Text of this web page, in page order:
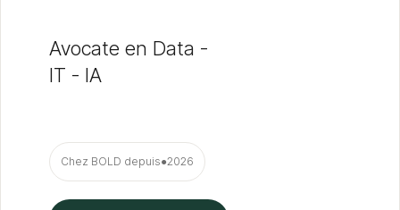
Avocate en Data -
IT - IA
Chez BOLD depuis●2026